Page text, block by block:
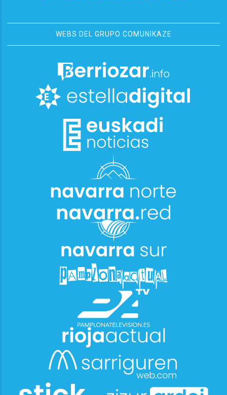
WEBS DEL GRUPO COMUNIKAZE